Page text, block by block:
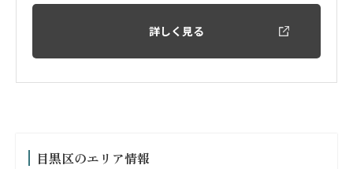
詳しく見る
目黒区のエリア情報